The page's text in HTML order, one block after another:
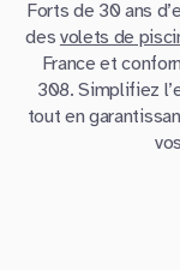
Forts de 30 ans
des volets de
France et
308. Simplifiez
tout en